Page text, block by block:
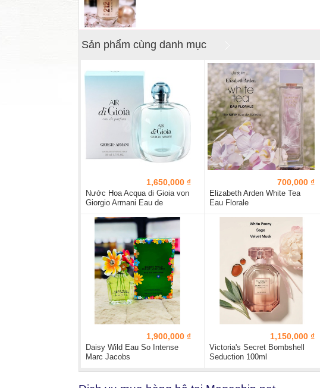
Sản phẩm cùng danh mục
1,650,000 ₫
Nước Hoa Acqua di Gioia von
Giorgio Armani Eau de
700,000 ₫
Elizabeth Arden White Tea
Eau Florale
1,900,000 ₫
Daisy Wild Eau So Intense
Marc Jacobs
1,150,000 ₫
Victoria's Secret Bombshell
Seduction 100ml